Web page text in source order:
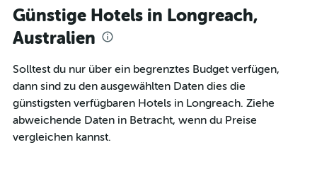
Zimmerpreis
jeweiligen
Wochentag.
Das
Diagramm
1
X-
Achse,
Wochentage
Günstige Hotels in Longreach,
Australien
Solltest du nur über ein begrenztes Budget verfügen,
dann sind zu den ausgewählten Daten dies die
günstigsten verfügbaren Hotels in Longreach. Ziehe
abweichende Daten in Betracht, wenn du Preise
vergleichen kannst.